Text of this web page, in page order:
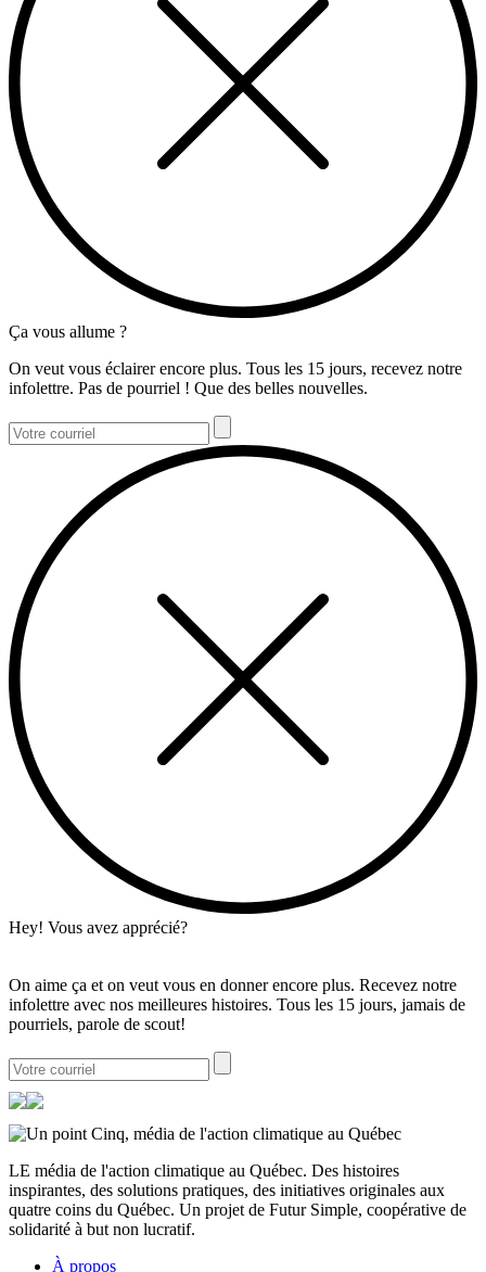
Ça vous allume ?
On veut vous éclairer encore plus. Tous les 15 jours, recevez notre
infolettre. Pas de pourriel ! Que des belles nouvelles.
Hey! Vous avez apprécié?
On aime ça et on veut vous en donner encore plus. Recevez notre
infolettre avec nos meilleures histoires. Tous les 15 jours, jamais de
pourriels, parole de scout!
LE média de l'action climatique au Québec. Des histoires
inspirantes, des solutions pratiques, des initiatives originales aux
quatre coins du Québec. Un projet de Futur Simple, coopérative de
solidarité à but non lucratif.
À propos